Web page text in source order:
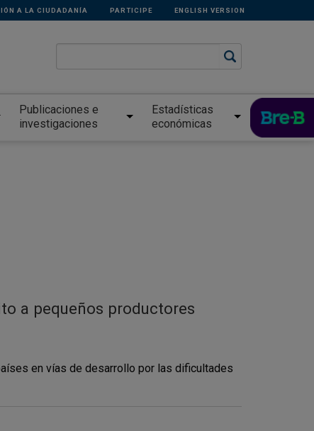
A LA CIUDADANÍA PARTICIPE ENGLISH VERSION
Publicaciones e
investigaciones
Estadísticas
económicas
a pequeños productores
en vías de desarrollo por las dificultades